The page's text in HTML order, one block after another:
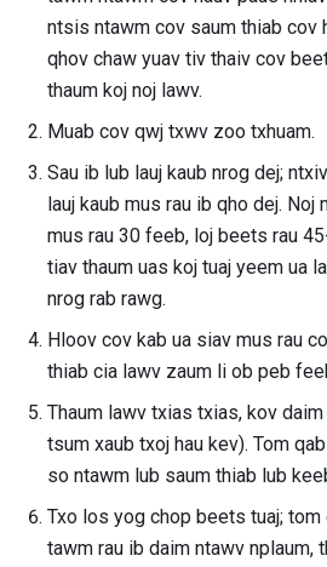
ntsis ntawm cov saum thiab cov
qhov chaw yuav tiv thaiv cov
thaum koj noj lawv.
Muab cov qwj txwv zoo txhuam.
Sau ib lub lauj kaub nrog dej;
lauj kaub mus rau ib qho dej.
mus rau 30 feeb, loj beets rau
tiav thaum uas koj tuaj yeem ua
nrog rab rawg.
Hloov cov kab ua siav mus rau
thiab cia lawv zaum li ob peb
Thaum lawv txias txias, kov
tsum xaub txoj hau kev). Tom
so ntawm lub saum thiab lub
Txo los yog chop beets tuaj;
tawm rau ib daim ntawv nplaum,